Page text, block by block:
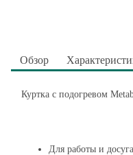
Обзор
Куртка с подогревом
Для работы и